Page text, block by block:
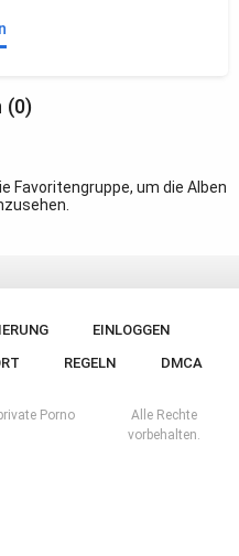
(0)
Favoritengruppe, um die Alben
EINLOGGEN
REGELN DMCA
Porno
Alle Rechte
vorbehalten.